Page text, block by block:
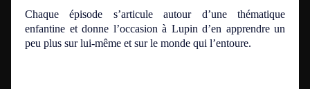
Chaque épisode s’articule autour d’une thématique
enfantine et donne l’occasion à Lupin d’en apprendre un
peu plus sur lui-même et sur le monde qui l’entoure.